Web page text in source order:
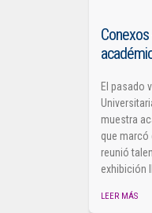
El pasado
muestra
que marcó
reunió
exhibición
LEER MÁS